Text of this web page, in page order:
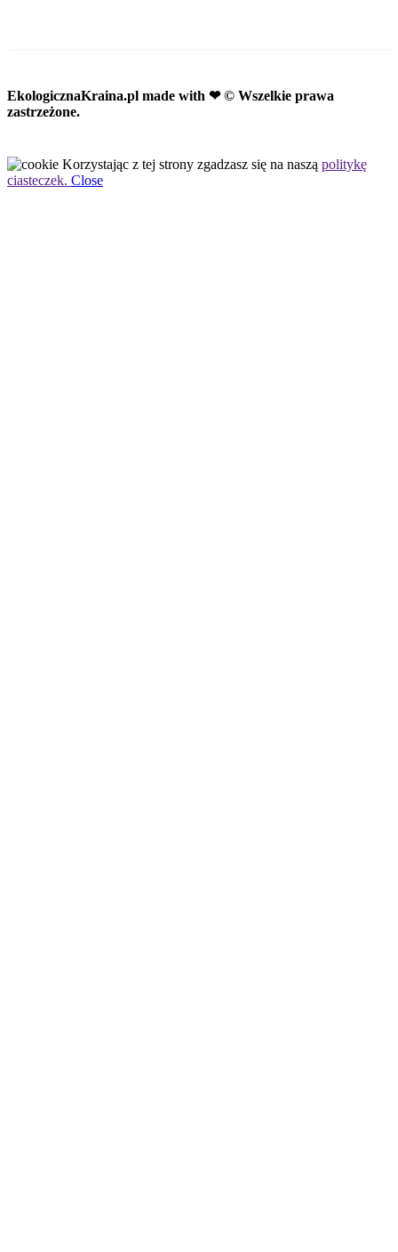
EkologicznaKraina.pl made with ❤ © Wszelkie prawa
zastrzeżone.
Korzystając z tej strony zgadzasz się na naszą politykę
ciasteczek. Close